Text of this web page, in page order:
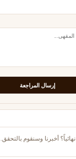
إرسال المراجعة
أخبرنا وسنقوم بالتحقق.